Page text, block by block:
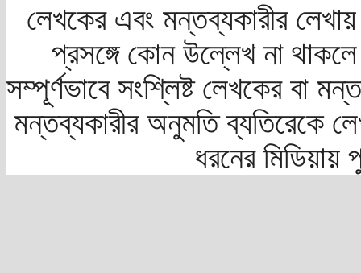
লেখকের এবং মন্তব্যকারীর
প্রসঙ্গে কোন উল্লেখ না
সম্পূর্ণভাবে সংশ্লিষ্ট লেখকের বা
মন্তব্যকারীর অনুমতি ব্যতিরেকে
ধরনের মিডিয়ায়